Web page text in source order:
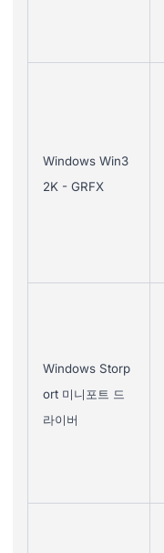
Windows Win3
2K - GRFX
Windows Storp
ort 미니포트 드
라이버